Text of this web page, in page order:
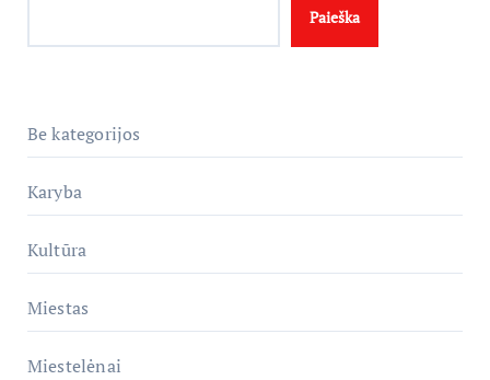
Paieška
Be kategorijos
Karyba
Kultūra
Miestas
Miestelėnai